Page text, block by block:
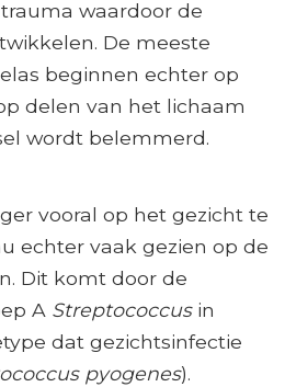
waardoor de
De meeste
beginnen echter op
delen van het lichaam
wordt belemmerd.
vooral op het gezicht te
echter vaak gezien op de
Dit komt door de
A Streptococcus in
dat gezichtsinfectie
pyogenes).